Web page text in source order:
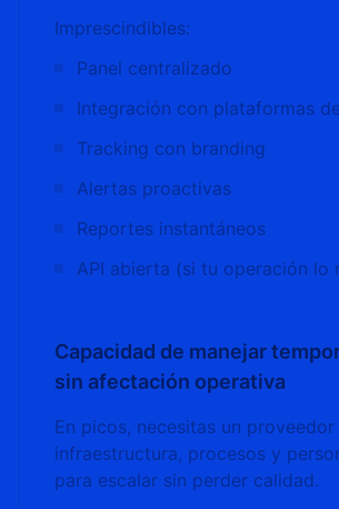
Imprescindibles:
Panel centralizado
Integración con plataformas
Tracking con branding
Alertas proactivas
Reportes instantáneos
API abierta (si tu operación lo
Capacidad de manejar
sin afectación operativa
En picos, necesitas un proveedor
infraestructura, procesos y
para escalar sin perder calidad.